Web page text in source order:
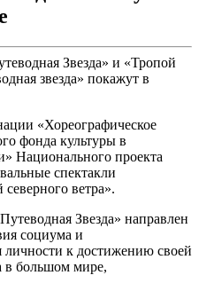
«Хореографическое
фонда культуры в
Национального проекта
спектакли
ветра».
Звезда» направлен
социума и
личности к достижению своей
в большом мире,